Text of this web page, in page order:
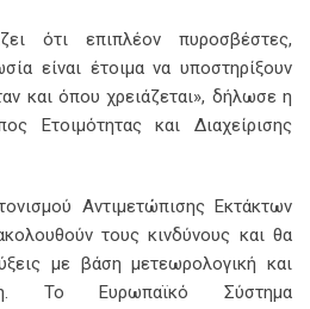
ότι επιπλέον πυροσβέστες,
είναι έτοιμα να υποστηρίξουν
και όπου χρειάζεται», δήλωσε η
Ετοιμότητας και Διαχείρισης
Αντιμετώπισης Εκτάκτων
τους κινδύνους και θα
με βάση μετεωρολογική και
Το Ευρωπαϊκό Σύστημα